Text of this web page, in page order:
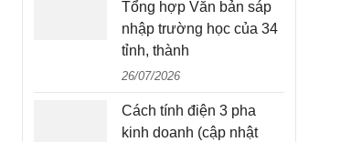
Tổng hợp Văn bản sáp
nhập trường học của 34
tỉnh, thành
26/07/2026
Cách tính điện 3 pha
kinh doanh (cập nhật